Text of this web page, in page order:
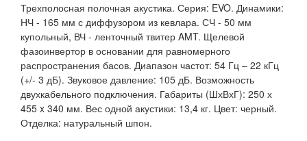
Трехполосная полочная акустика. Серия: EVO. Динамики:
НЧ - 165 мм с диффузором из кевлара. СЧ - 50 мм
купольный, ВЧ - ленточный твитер AMT. Щелевой
фазоинвертор в основании для равномерного
распространения басов. Диапазон частот: 54 Гц – 22 кГц
(+/- 3 дБ). Звуковое давление: 105 дБ. Возможность
двухкабельного подключения. Габариты (ШхВхГ): 250 х
455 x 340 мм. Вес одной акустики: 13,4 кг. Цвет: черный.
Отделка: натуральный шпон.